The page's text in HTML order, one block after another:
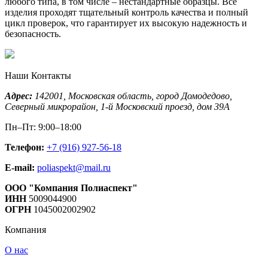
изделия проходят тщательный контроль качества и полный
цикл проверок, что гарантирует их высокую надежность и
безопасность.
Наши Контакты
Адрес: 142001, Московская область, город Домодедово
Северный микрорайон, 1-й Московский проезд, дом 39А
Пн–Пт: 9:00–18:00
Телефон: +7 (916) 927-56-18
E-mail: poliaspekt@mail.ru
ООО "Компания Полиаспект"
ИНН5009044900
ОГРН 1045002002902
Компания
О нас